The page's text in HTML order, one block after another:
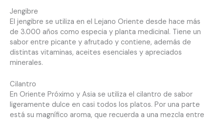
Jengibre
El jengibre se utiliza en el Lejano Oriente desde hace más
de 3.000 años como especia y planta medicinal. Tiene un
sabor entre picante y afrutado y contiene, además de
distintas vitaminas, aceites esenciales y apreciados
minerales.
Cilantro
En Oriente Próximo y Asia se utiliza el cilantro de sabor
ligeramente dulce en casi todos los platos. Por una parte
está su magnífico aroma, que recuerda a una mezcla entre